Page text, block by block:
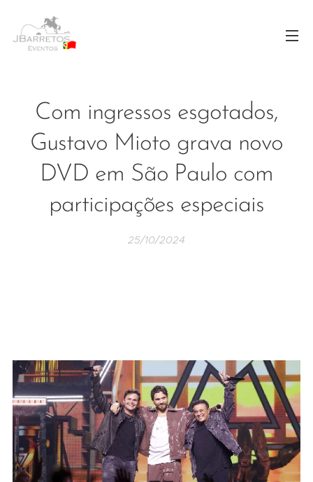
Com ingressos esgotados,
Gustavo Mioto grava novo
DVD em São Paulo com
participações especiais
25/10/2024